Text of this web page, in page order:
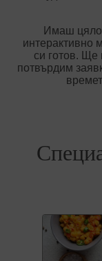
Имаш
интерактивно
си готов. Ще
потвърдим